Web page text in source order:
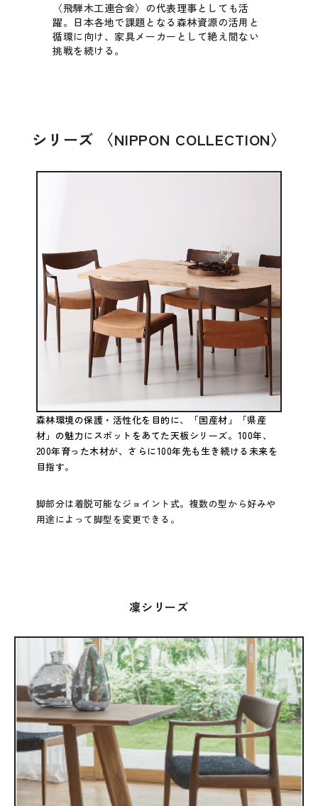
〈飛騨木工連合会〉の代表理事としても活
躍。日本各地で課題となる森林資源の活用と
循環に向け、家具メーカーとして絶え間ない
挑戦を続ける。
シリーズ 〈NIPPON COLLECTION〉
森林環境の保護・活性化を目的に、「国産材」「県産
材」の魅力にスポットをあてた天板シリーズ。100年、
200年育った木材が、さらに100年先も生き続ける未来を
目指す。
脚部分は着脱可能なジョイント式。複数の型から好みや
用途によって脚型を変更できる。
凜シリーズ